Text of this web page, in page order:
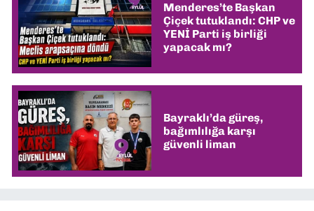
Menderes’te Başkan
Çiçek tutuklandı: CHP ve
YENİ Parti iş birliği
yapacak mı?
Bayraklı’da güreş,
bağımlılığa karşı
güvenli liman